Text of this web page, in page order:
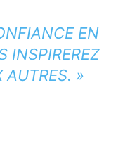
EN
INSPIREREZ
AUTRES. »